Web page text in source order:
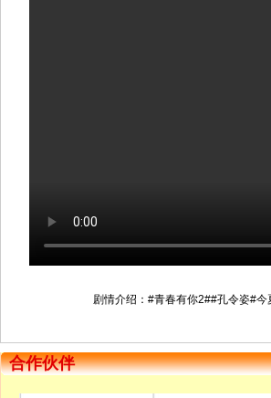
剧情介绍：#青春有你2##孔令姿#今
合作伙伴